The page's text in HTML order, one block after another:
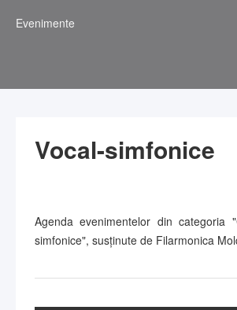
Evenimente
Vocal-simfonice
Agenda evenimentelor din categoria
simfonice", susținute de Filarmonica